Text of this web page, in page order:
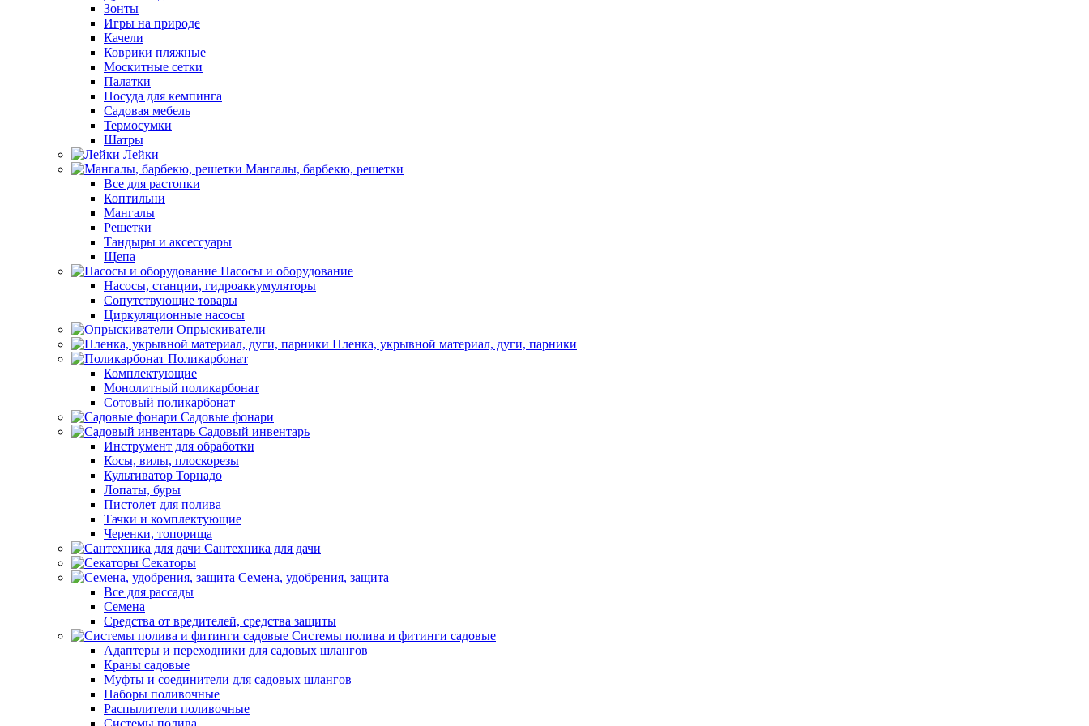
Зонты
Игры на природе
Качели
Коврики пляжные
Москитные сетки
Палатки
Посуда для кемпинга
Садовая мебель
Термосумки
Шатры
Лейки
Мангалы, барбекю, решетки
Все для растопки
Коптильни
Мангалы
Решетки
Тандыры и аксессуары
Щепа
Насосы и оборудование
Насосы, станции, гидроаккумуляторы
Сопутствующие товары
Циркуляционные насосы
Опрыскиватели
Пленка, укрывной материал, дуги, парники
Поликарбонат
Комплектующие
Монолитный поликарбонат
Сотовый поликарбонат
Садовые фонари
Садовый инвентарь
Инструмент для обработки
Косы, вилы, плоскорезы
Культиватор Торнадо
Лопаты, буры
Пистолет для полива
Тачки и комплектующие
Черенки, топорища
Сантехника для дачи
Секаторы
Семена, удобрения, защита
Все для рассады
Семена
Средства от вредителей, средства защиты
Системы полива и фитинги садовые
Адаптеры и переходники для садовых шлангов
Краны садовые
Муфты и соединители для садовых шлангов
Наборы поливочные
Распылители поливочные
Системы полива